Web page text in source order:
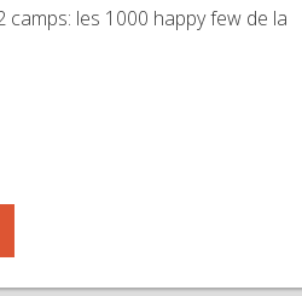
camps: les 1000 happy few de la